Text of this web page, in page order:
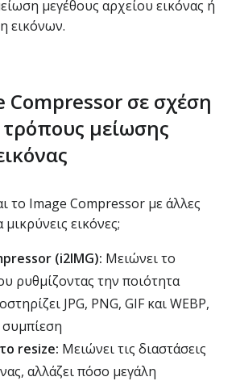
μεγέθους αρχείου εικόνας ή
εικόνων.
Compressor σε σχέση
μείωσης
το Image Compressor με άλλες
εικόνες;
(i2IMG): Μειώνει το
ρυθμίζοντας την ποιότητα
JPG, PNG, GIF και WEBP,
συμπίεση
resize: Μειώνει τις διαστάσεις
αλλάζει πόσο μεγάλη